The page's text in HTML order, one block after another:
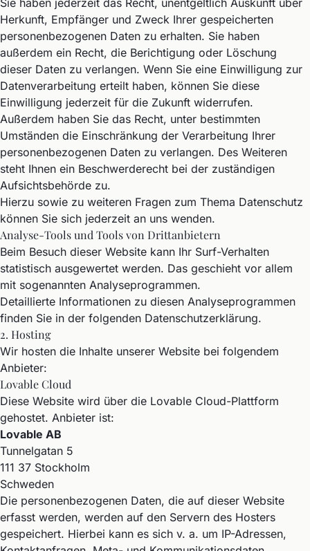
Sie haben jederzeit das Recht, unentgeltlich Auskunft über
Herkunft, Empfänger und Zweck Ihrer gespeicherten
personenbezogenen Daten zu erhalten. Sie haben
außerdem ein Recht, die Berichtigung oder Löschung
dieser Daten zu verlangen. Wenn Sie eine Einwilligung zur
Datenverarbeitung erteilt haben, können Sie diese
Einwilligung jederzeit für die Zukunft widerrufen.
Außerdem haben Sie das Recht, unter bestimmten
Umständen die Einschränkung der Verarbeitung Ihrer
personenbezogenen Daten zu verlangen. Des Weiteren
steht Ihnen ein Beschwerderecht bei der zuständigen
Aufsichtsbehörde zu.
Hierzu sowie zu weiteren Fragen zum Thema Datenschutz
können Sie sich jederzeit an uns wenden.
Analyse-Tools und Tools von Dritt­anbietern
Beim Besuch dieser Website kann Ihr Surf-Verhalten
statistisch ausgewertet werden. Das geschieht vor allem
mit sogenannten Analyseprogrammen.
Detaillierte Informationen zu diesen Analyseprogrammen
finden Sie in der folgenden Datenschutzerklärung.
2. Hosting
Wir hosten die Inhalte unserer Website bei folgendem
Anbieter:
Lovable Cloud
Diese Website wird über die Lovable Cloud-Plattform
gehostet. Anbieter ist:
Lovable AB
Tunnelgatan 5
111 37 Stockholm
Schweden
Die personenbezogenen Daten, die auf dieser Website
erfasst werden, werden auf den Servern des Hosters
gespeichert. Hierbei kann es sich v. a. um IP-Adressen,